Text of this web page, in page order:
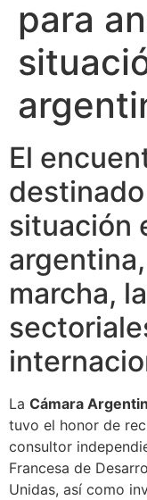
para
El
situación
marcha,
La Cámara
tuvo el honor de
consultor
Francesa de
Unidas, así como